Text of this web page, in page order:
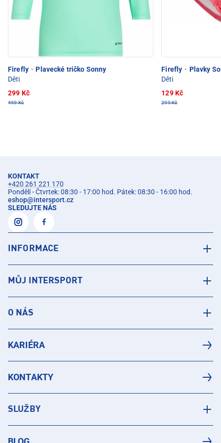
Firefly · Plavecké tričko Sonny
Děti
299 Kč
499 Kč
Firefly · Plavky
Děti
129 Kč
299 Kč
KONTAKT
+420 261 221 170
Pondělí - Čtvrtek: 08:30 - 17:00 hod. Pátek: 08:30 - 16:00 hod.
eshop@intersport.cz
SLEDUJTE NÁS
INFORMACE
MŮJ INTERSPORT
O NÁS
KARIÉRA
KONTAKTY
SLUŽBY